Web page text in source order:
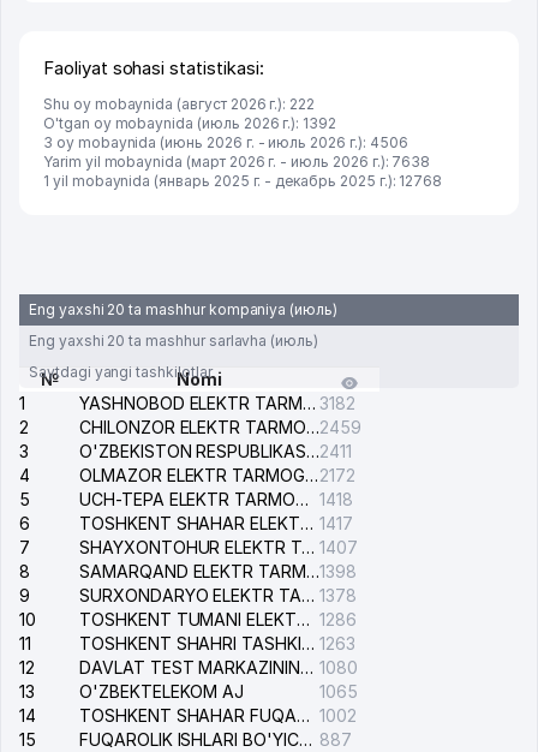
Faoliyat sohasi statistikasi:
Shu oy mobaynida (август 2026 г.): 222
O'tgan oy mobaynida (июль 2026 г.): 1392
3 oy mobaynida (июнь 2026 г. - июль 2026 г.): 4506
Yarim yil mobaynida (март 2026 г. - июль 2026 г.): 7638
1 yil mobaynida (январь 2025 г. - декабрь 2025 г.): 12768
Eng yaxshi 20 ta mashhur kompaniya (июль)
Eng yaxshi 20 ta mashhur sarlavha (июль)
Saytdagi yangi tashkilotlar
№
Nomi
1
YASHNOBOD ELEKTR TARMOG'I NOSOZLIKLARI XIZMATI 3182
2
CHILONZOR ELEKTR TARMOG'I NOSOZLIK XIZMATI2459
3
O'ZBEKISTON RESPUBLIKASI BOSH PROKURATURASI ISHONCH TELEFONI2411
4
OLMAZOR ELEKTR TARMOG'I NOSOZLIKLARI XIZMATI2172
5
UCH-TEPA ELEKTR TARMOG'I NOSOZLIKLARI XIZMATI 1418
6
TOSHKENT SHAHAR ELEKTR TARMOQLARI KORXONASI AJ 1417
7
SHAYXONTOHUR ELEKTR TARMOG'I NOSOZLIKLARINI TUZATISH XIZMATI 1407
8
SAMARQAND ELEKTR TARMOQLARI AJ1398
9
SURXONDARYO ELEKTR TARMOQLARI AJ 1378
10
TOSHKENT TUMANI ELEKTR TARMOG'I AVARIYA XIZMATI 1286
11
TOSHKENT SHAHRI TASHKILOT TELEFONLARI HAQIDA MA'LUMOT BYUROSI 1263
12
DAVLAT TEST MARKAZINING ISHONCH TELEFONLARI 1080
13
O'ZBEKTELEKOM AJ
1065
14
TOSHKENT SHAHAR FUQAROLIK ISHLARI BO'YICHA SUDI 1002
15
FUQAROLIK ISHLARI BO'YICHA YAKKASAROY TUMANLARARO SUDI 887